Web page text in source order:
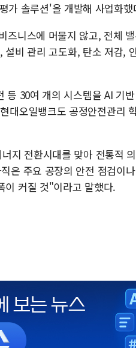
가 솔루션'을 개발해 사업화했
즈니스에 머물지 않고, 전체
비 관리 고도화, 탄소 저감,
등 30여 개의 시스템을 AI 기
대오일뱅크도 공정안전관리
지 전환시대를 맞아 전통적
은 주요 공장의 안전 점검이
이 커질 것"이라고 말했다.